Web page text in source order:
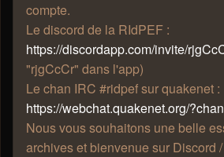
compte.
Le discord de la RIdPEF :
https://discordapp.com/invite/
"rjgCcCr" dans l'app)
Le chan IRC #ridpef sur quakenet :
https://webchat.quakenet.org/
Nous vous souhaitons une belle
archives et bienvenue sur Discord
Re: [Événement] La p'tite bête
monte, qui monte
Hmm hmm , oui je vois , de mémoire
sur wotlk non ? Les liens noggit sont
suppose . J'aurais surement besoin
le bidouillage et swapouillage en